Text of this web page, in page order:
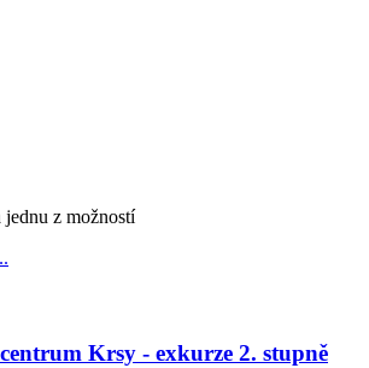
z možností
Krsy - exkurze 2. stupně